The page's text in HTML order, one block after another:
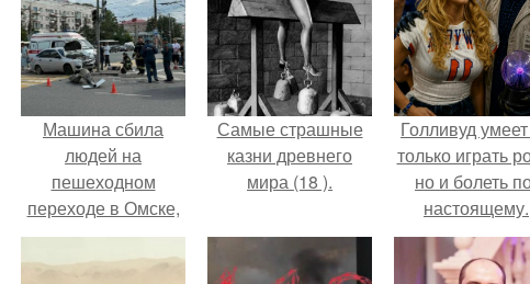
Машина сбила
людей на
пешеходном
переходе в Омске,
пострадали 8
человек.
Самые страшные
казни древнего
мира (18 ).
Голливуд
только играть
но и болеть
настоящему.